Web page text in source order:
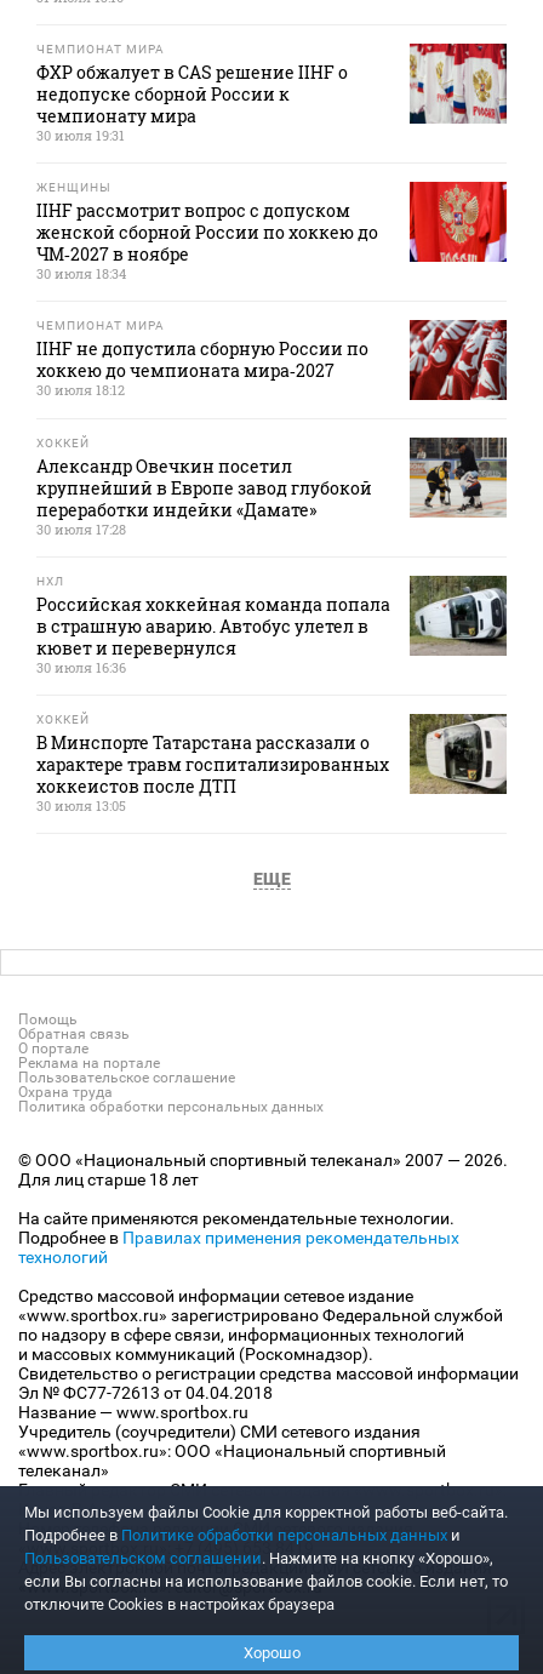
ЧЕМПИОНАТ МИРА
ФХР обжалует в CAS решение IIHF о
недопуске сборной России к
чемпионату мира
30 июля 19:31
ЖЕНЩИНЫ
IIHF рассмотрит вопрос с допуском
женской сборной России по хоккею до
ЧМ‑2027 в ноябре
30 июля 18:34
ЧЕМПИОНАТ МИРА
IIHF не допустила сборную России по
хоккею до чемпионата мира‑2027
30 июля 18:12
ХОККЕЙ
Александр Овечкин посетил
крупнейший в Европе завод глубокой
переработки индейки «Дамате»
30 июля 17:28
НХЛ
Российская хоккейная команда попала
в страшную аварию. Автобус улетел в
кювет и перевернулся
30 июля 16:36
ХОККЕЙ
В Минспорте Татарстана рассказали о
характере травм госпитализированных
хоккеистов после ДТП
30 июля 13:05
ЕЩЕ
Помощь
Обратная связь
О портале
Реклама на портале
Пользовательское соглашение
Охрана труда
Политика обработки персональных данных
© ООО «Национальный спортивный телеканал» 2007 — 2026.
Для лиц старше 18 лет
На сайте применяются рекомендательные технологии.
Подробнее в Правилах применения рекомендательных
технологий
Средство массовой информации сетевое издание
«www.sportbox.ru» зарегистрировано Федеральной службой
по надзору в сфере связи, информационных технологий
и массовых коммуникаций (Роскомнадзор).
Свидетельство о регистрации средства массовой информации
Эл № ФС77-72613 от 04.04.2018
Название — www.sportbox.ru
Учредитель (соучредители) СМИ сетевого издания
«www.sportbox.ru»: ООО «Национальный спортивный
телеканал»
Главный редактор СМИ сетевого издания «www.sportbox.ru»:
Конов В.А.
Номер телефона редакции СМИ сетевого издания
«www.sportbox.ru»: +7 (495) 653 8419
Адрес электронной почты редакции СМИ сетевого издания
«www.sportbox.ru»: editor@sportbox.ru
Мы используем файлы Сookie для корректной работы веб-сайта.
Подробнее в Политике обработки персональных данных и
Пользовательском соглашении. Нажмите на кнопку «Хорошо»,
если Вы согласны на использование файлов cookie. Если нет, то
отключите Cookies в настройках браузера
Хорошо